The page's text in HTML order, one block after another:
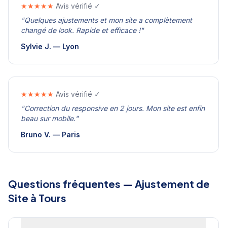
★★★★★ Avis vérifié ✓
"Quelques ajustements et mon site a complètement
changé de look. Rapide et efficace !"
Sylvie J. — Lyon
★★★★★ Avis vérifié ✓
"Correction du responsive en 2 jours. Mon site est enfin
beau sur mobile."
Bruno V. — Paris
Questions fréquentes — Ajustement de
Site à Tours